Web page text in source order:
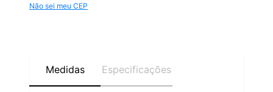
Não sei meu CEP
Medidas Especificações